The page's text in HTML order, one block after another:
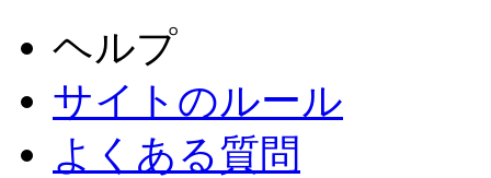
ヘルプ
サイトのルール
よくある質問